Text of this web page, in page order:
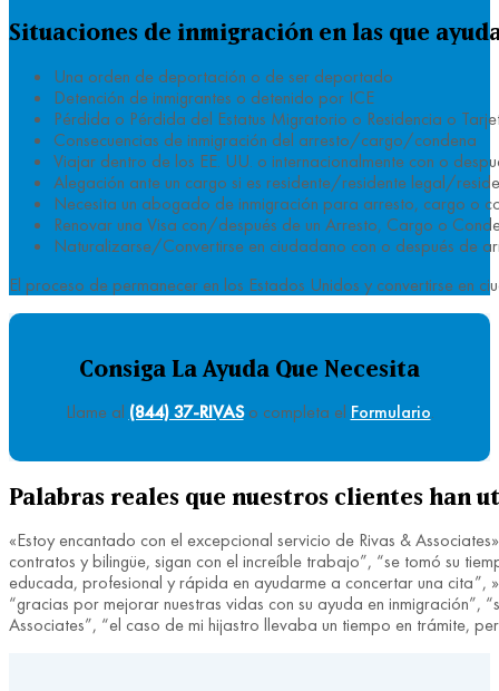
Situaciones de inmigración en las que
Una orden de deportación o de ser deportado
Detención de inmigrantes o detenido por ICE
Pérdida o Pérdida del Estatus Migratorio o Residencia o
Consecuencias de inmigración del arresto/cargo/condena
Viajar dentro de los EE. UU. o internacionalmente con o
Alegación ante un cargo si es residente/residente legal/
Necesita un abogado de inmigración para arresto, cargo o
Renovar una Visa con/después de un Arresto, Cargo o
Naturalizarse/Convertirse en ciudadano con o después de
El proceso de permanecer en los Estados Unidos y convertirse en
Consiga La Ayuda Que Necesita
Llame al (844) 37-RIVASo completa el Formulario.
Palabras reales que nuestros clientes han
«Estoy encantado con el excepcional servicio de Rivas &
contratos y bilingüe, sigan con el increíble trabajo”, “se tomó su
educada, profesional y rápida en ayudarme a concertar una cita”,
“gracias por mejorar nuestras vidas con su ayuda en inmigración”,
Associates”, “el caso de mi hijastro llevaba un tiempo en trámite,